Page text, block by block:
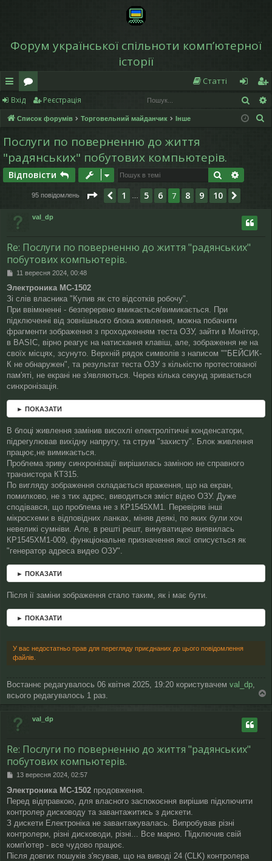
Форум української спільноти компʼютерної
історії
в
и
дк
й
ту
п
о
ру
м
и
Статті
хі
д
еє
ст
Вхід Реєстрація
Список форумів Торговельний майданчик Інше
Послуги по поверненню до життя
"радянських" побутових компьютерів.
Відповісти Пошук
95 повідомлень Сторінка 7з 10
Поперед.
1 5 6 7 8 9 10
val_dp
Re: Послуги по поверненню до життя "радянських"
побутових компьютерів.
П
в
д
о
м
л
е
н
н
я
11 вересня 2024, 00:48
Электроника МС-1502
Зі слів власника "Купив як сто відсотків робочу".
При ввімкненні - безперервно вмикається/вимикається. При
підключенні від зовнішнього блока живлення, можна побачити
фрагменти зображення з проходженням теста ОЗУ, зайти в Монітор,
в BASIC, вірно реагує на натискання клавіш, але, зображення не на
своїх місцях, зсунуто. Верхній рядок символів з написом ""БЕЙСИК-
К не обнаружен", та результат теста ОЗУ з кількістю протестованої
пам'яті, не екрані не з'являються. Через кілька секунд зривається
синхронізація.
► ПОКАЗАТИ
В блоці живлення замінив висохлі електролітичні конденсатори,
підрегулював вихідну напругу, та струм "захисту". Блок живлення
працює,не вимикається.
Проблема зриву синхронізації вирішилась заміною не справного
транзистора КТ315.
По вигляду зображення складається враження, що на екран,
помилково, не з тих адрес, виводиться зміст відео ОЗУ. Дуже
сподівався, що проблема не з КР1545ХМ1. Перевіряв інші
мікросхеми в відповідних ланках, міняв деякі, по яких були хоч
невеликі сумніви. Але, в решті решт, винуватицею виявилась
КР1545ХМ1-009, функціональне призначення якої описується як
"генератор адреса видео ОЗУ".
► ПОКАЗАТИ
Після ії заміни зображення стало таким, як і має бути.
► ПОКАЗАТИ
У вас недостатньо прав для перегляду приєднаних до цього повідомлення
файлів.
Востаннє редагувалось 06 квітня 2025, 19:20 користувачем val_dp,
всього редагувалось 1 раз.
о
val_dp
Re: Послуги по поверненню до життя "радянських"
побутових компьютерів.
П
в
і
д
м
л
е
н
13 вересня 2024, 02:57
Электроника МС-1502 продовження.
Перед відправкою, для власного заспокоєння вирішив підключити
контролер дисководу та завантажитись з дискети.
З дискети Електроніка не завантажувалась. Випробував різні
контролери, різні дисководи, різні... Все марно. Підключив свій
комп'ютер - все чудово працює.
Після довгих пошуків з'ясував, що на виводі 24 (CLK) контролера